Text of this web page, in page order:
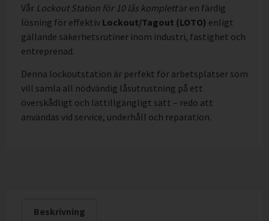
Vår Lockout Station för 10 lås komplettär en färdig
lösning för effektiv Lockout/Tagout (LOTO) enligt
gällande säkerhetsrutiner inom industri, fastighet och
entreprenad.
Denna lockoutstation är perfekt för arbetsplatser som
vill samla all nödvändig låsutrustning på ett
överskådligt och lättillgängligt sätt – redo att
användas vid service, underhåll och reparation.
Beskrivning